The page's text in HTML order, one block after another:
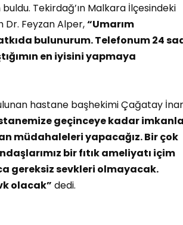
Tekirdağ’ın Malkara İlçesindeki
Dr. Feyzan Alper,“Umarım
bulunurum. Telefonum 24
en iyisini yapmaya
hastane başhekimi Çağatay
geçinceye kadar
müdahaleleri yapacağız. Bir çok
bir fıtık ameliyatı içim
gereksiz sevkleri olmayacak.
olacak” dedi.